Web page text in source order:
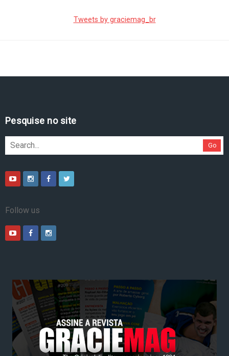
Tweets by graciemag_br
Pesquise no site
Go
Follow us